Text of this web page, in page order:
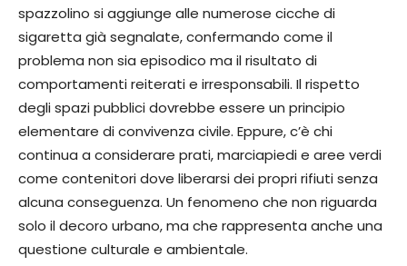
spazzolino si aggiunge alle numerose cicche di
sigaretta già segnalate, confermando come il
problema non sia episodico ma il risultato di
comportamenti reiterati e irresponsabili. Il rispetto
degli spazi pubblici dovrebbe essere un principio
elementare di convivenza civile. Eppure, c’è chi
continua a considerare prati, marciapiedi e aree verdi
come contenitori dove liberarsi dei propri rifiuti senza
alcuna conseguenza. Un fenomeno che non riguarda
solo il decoro urbano, ma che rappresenta anche una
questione culturale e ambientale.